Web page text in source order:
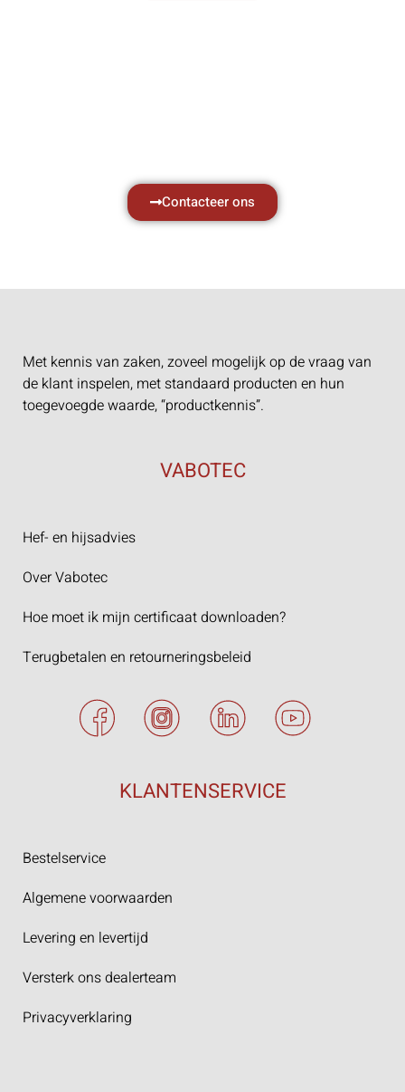
Contacteer ons
Met kennis van zaken, zoveel mogelijk op de vraag van
de klant inspelen, met standaard producten en hun
toegevoegde waarde, “productkennis”.
VABOTEC
Hef- en hijsadvies
Over Vabotec
Hoe moet ik mijn certificaat downloaden?
Terugbetalen en retourneringsbeleid
KLANTENSERVICE
Bestelservice
Algemene voorwaarden
Levering en levertijd
Versterk ons dealerteam
Privacyverklaring